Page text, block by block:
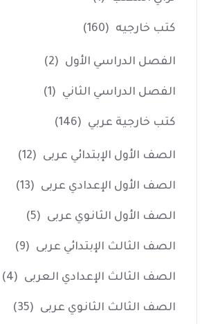
كتب خارجيه (160)
الفصل الدراسي الأول (2)
الفصل الدراسي الثاني (1)
كتب خارجية عربي (146)
الصف الأول الإبتدائي عربى (12)
الصف الأول الإعدادي عربى (13)
الصف الأول الثانوي عربى (5)
الصف الثالث الإبتدائي عربى (9)
الصف الثالث الإعدادي العربى (4)
الصف الثالث الثانوي عربى (35)